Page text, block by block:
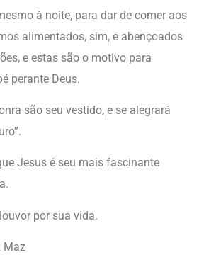
à noite, para dar de comer aos
alimentados, sim, e abençoados
e estas são o motivo para
perante Deus.
são seu vestido, e se alegrará
Jesus é seu mais fascinante
por sua vida.
Maz